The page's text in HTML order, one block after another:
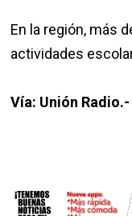
En la región, más
actividades
Vía: Unión Radio.-